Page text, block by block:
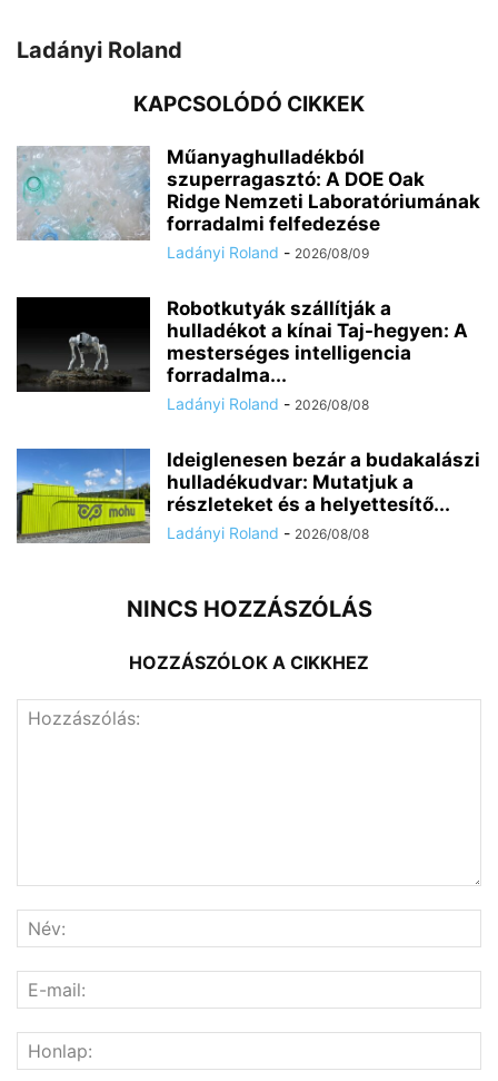
Ladányi Roland
KAPCSOLÓDÓ CIKKEK
Műanyaghulladékból
szuperragasztó: A DOE Oak
Ridge Nemzeti Laboratóriumának
forradalmi felfedezése
Ladányi Roland - 2026/08/09
Robotkutyák szállítják a
hulladékot a kínai Taj-hegyen: A
mesterséges intelligencia
forradalma...
Ladányi Roland - 2026/08/08
Ideiglenesen bezár a budakalászi
hulladékudvar: Mutatjuk a
részleteket és a helyettesítő...
Ladányi Roland - 2026/08/08
NINCS HOZZÁSZÓLÁS
HOZZÁSZÓLOK A CIKKHEZ